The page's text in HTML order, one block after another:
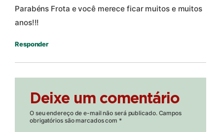
Parabéns Frota e você merece ficar muitos e muitos
anos!!!
Responder
Deixe um comentário
O seu endereço de e-mail não será publicado. Campos
obrigatórios são marcados com *